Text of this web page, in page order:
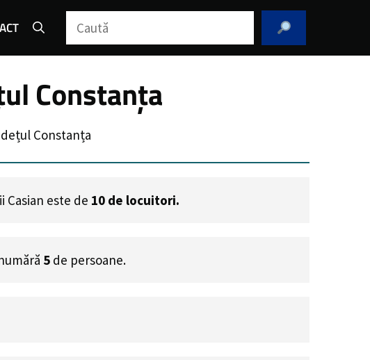
Caută
Constanța
Constanța
este de 10 de locuitori.
5 de persoane.